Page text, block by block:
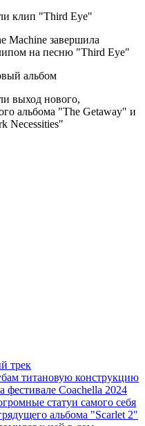
клип "Third Eye"
Machine завершила
на песню "Third Eye"
альбом
выход нового,
альбома "The Getaway" и
Necessities"
трек
титановую конструкцию
Coachella 2024
статуи самого себя
альбома "Scarlet 2"